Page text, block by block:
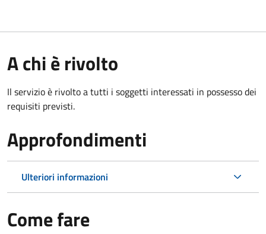
A chi è rivolto
Il servizio è rivolto a tutti i soggetti interessati in possesso dei
requisiti previsti.
Approfondimenti
Ulteriori informazioni
Come fare